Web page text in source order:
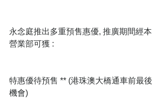
永念庭推出多重預售惠優, 推廣期間經本
營業部可獲 :
特惠優待預售 ** (港珠澳大橋通車前最後
機會)